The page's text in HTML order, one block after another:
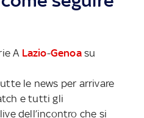
A Lazio-Genoasu
le news per arrivare
e tutti gli
dell’incontro che si